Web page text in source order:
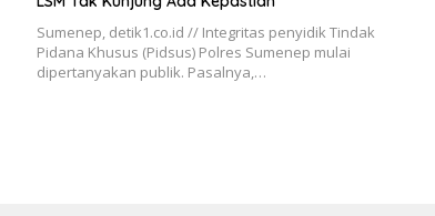
Sumenep, detik1.co.id // Integritas penyidik Tindak
Pidana Khusus (Pidsus) Polres Sumenep mulai
dipertanyakan publik. Pasalnya,…